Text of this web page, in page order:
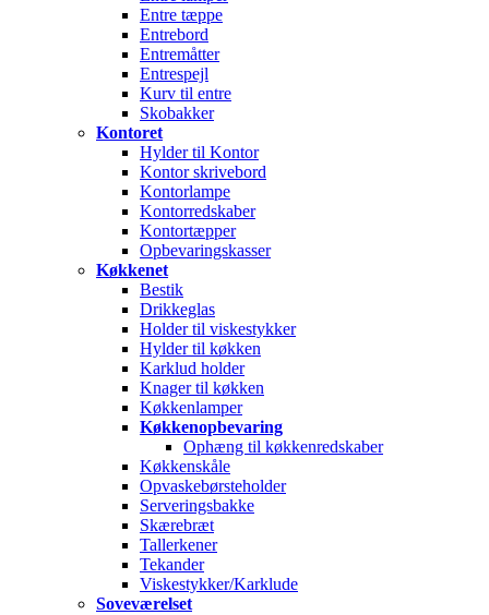
Entre tæppe
Entrebord
Entremåtter
Entrespejl
Kurv til entre
Skobakker
Kontoret
Hylder til Kontor
Kontor skrivebord
Kontorlampe
Kontorredskaber
Kontortæpper
Opbevaringskasser
Køkkenet
Bestik
Drikkeglas
Holder til viskestykker
Hylder til køkken
Karklud holder
Knager til køkken
Køkkenlamper
Køkkenopbevaring
Ophæng til køkkenredskaber
Køkkenskåle
Opvaskebørsteholder
Serveringsbakke
Skærebræt
Tallerkener
Tekander
Viskestykker/Karklude
Soveværelset